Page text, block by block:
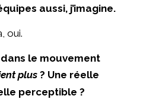
aussi, j’imagine.
oui.
le mouvement
plus? Une réelle
perceptible ?